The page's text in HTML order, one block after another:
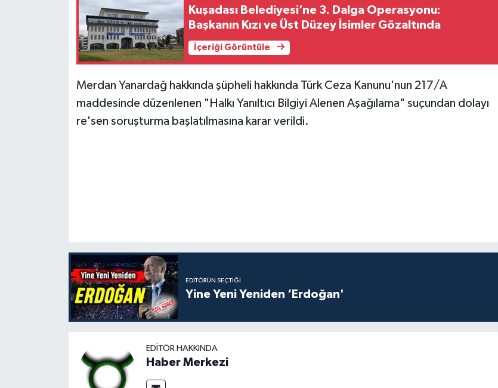
Kuşadası Belediyesi’ne 3. Dalga Operasyonu:
Başkanın Kızı ve Üst Düzey İsimler Gözaltında
İçeriği Görüntüle
Merdan Yanardağ hakkında şüpheli hakkında Türk Ceza Kanunu'nun 217/A
maddesinde düzenlenen "Halkı Yanıltıcı Bilgiyi Alenen Aşağılama" suçundan dolayı
re'sen soruşturma başlatılmasına karar verildi.
EDITÖRÜN SEÇTIĞI
Yine Yeni Yeniden ‘Erdoğan'
EDITÖR HAKKINDA
Haber Merkezi